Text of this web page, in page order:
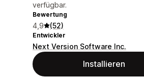
verfügbar.
Bewertung
4,9 (52)
Entwickler
Next Version Software Inc.
Installieren